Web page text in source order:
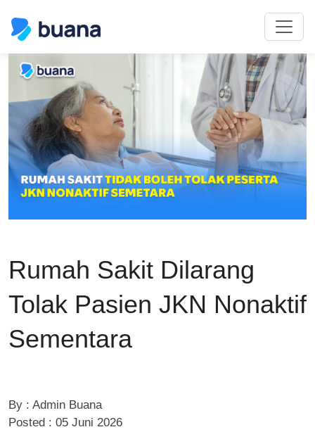
Rumah Sakit Dilarang
Tolak Pasien JKN Nonaktif
Sementara
By : Admin Buana
Posted : 05 Juni 2026